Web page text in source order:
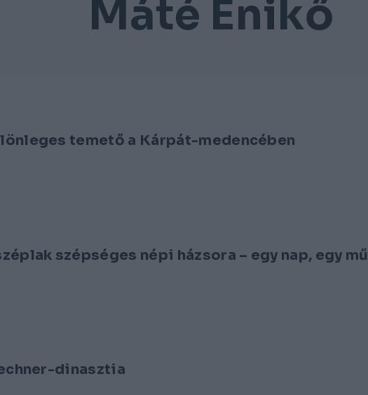
Máté Enikő
temető a Kárpát-medencében
szépséges népi házsora – egy nap, egy
dinasztia